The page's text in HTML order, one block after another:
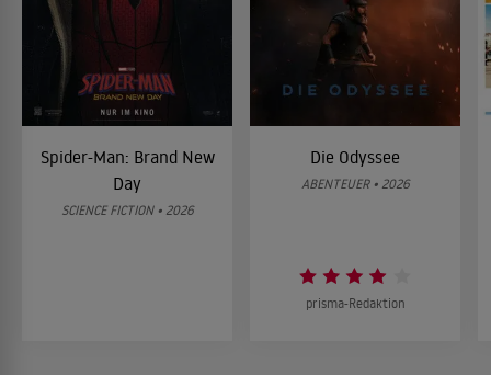
Spider-Man: Brand New
Day
SCIENCE FICTION • 2026
Die Odyssee
ABENTEUER • 2026
prisma-Redaktion